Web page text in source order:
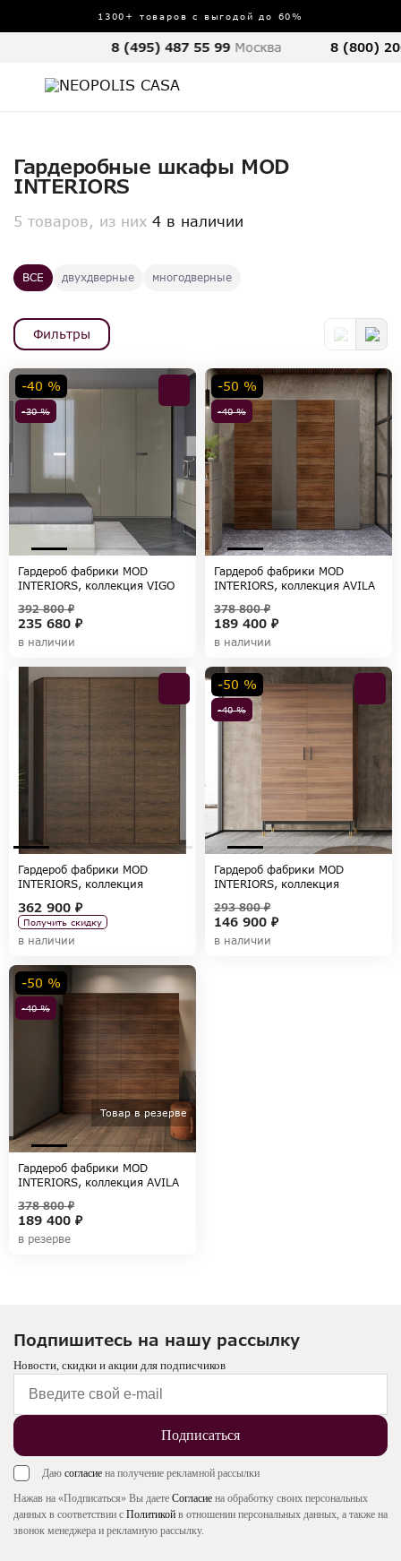
1300+ товаров с выгодой до 60%
8 (495) 487 55 99 Москва 8 (800)
Гардеробные шкафы MOD
INTERIORS
5 товаров, из них 4 в наличии
ВСЕ двухдверные многодверные
Фильтры
-30 %
-40 %
Гардероб фабрики MOD
INTERIORS, коллекция VIGO
235 680 ₽
392 800 ₽
в наличии
-40 %
-50 %
Гардероб фабрики MOD
INTERIORS, коллекция AVILA
189 400 ₽
378 800 ₽
в наличии
Гардероб фабрики MOD
INTERIORS, коллекция
362 900 ₽
Получить скидку
в наличии
-40 %
-50 %
Гардероб фабрики MOD
INTERIORS, коллекция
146 900 ₽
293 800 ₽
в наличии
-40 %
-50 %
Товар в резерве
Гардероб фабрики MOD
INTERIORS, коллекция AVILA
189 400 ₽
378 800 ₽
в резерве
Подпишитесь на нашу рассылку
Новости, скидки и акции для подписчиков
Подписаться
Даю согласие на получение рекламной рассылки
Нажав на «Подписаться» Вы даете Согласие на обработку своих персональных
данных в соответствии с Политикой в отношении персональных данных, а также на
звонок менеджера и рекламную рассылку.